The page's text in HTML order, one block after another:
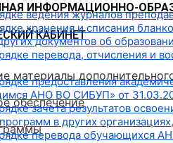
ИНФОРМАЦИОННО-
КАБИНЕТ
материалы
обеспечение
ведения журналов
хранения и списания
документов об
перевода, отчисления и
предоставления
АНО ВО СИБУП» от
зачета результатов
в других
перевода обучающихся